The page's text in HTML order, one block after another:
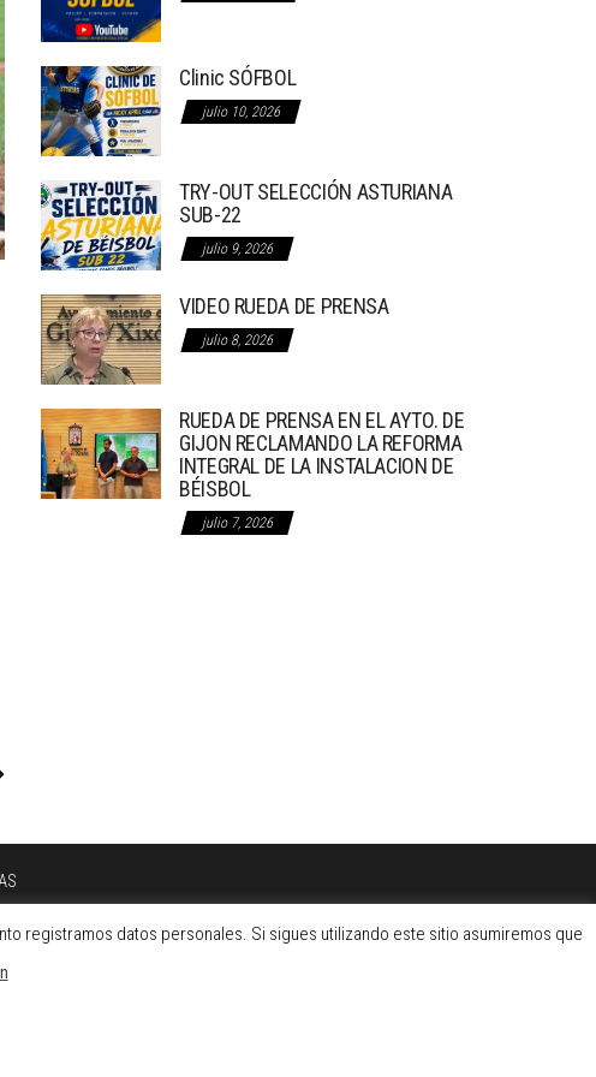
Clinic SÓFBOL
julio 10, 2026
TRY-OUT SELECCIÓN ASTURIANA
SUB-22
julio 9, 2026
VIDEO RUEDA DE PRENSA
julio 8, 2026
RUEDA DE PRENSA EN EL AYTO. DE
GIJON RECLAMANDO LA REFORMA
INTEGRAL DE LA INSTALACION DE
BÉISBOL
julio 7, 2026
registramos datos personales. Si sigues utilizando este sitio asumiremos que